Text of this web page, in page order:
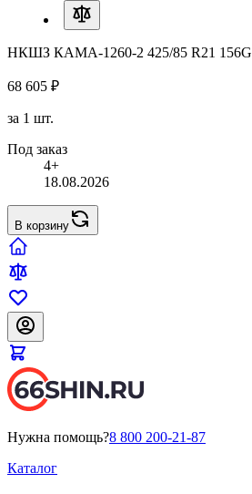
НКШЗ КАМА-1260-2 425/85 R21 156G
68 605 ₽
за 1 шт.
Под заказ
4+
18.08.2026
В корзину
Нужна помощь?8 800 200-21-87
Каталог